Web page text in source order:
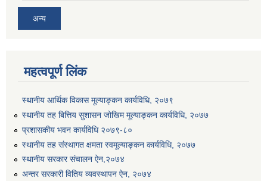
अन्य
महत्वपूर्ण लिंक
स्थानीय आर्थिक विकास मूल्याङ्कन कार्यविधि, २०७९
स्थानीय तह बित्तिय सुशासन जोखिम मूल्याङ्कन कार्यविधि, २०७७
प्रशासकीय भवन कार्यविधि २०७९-८०
स्थानीय तह संस्थागत क्षमता स्वमूल्याङ्कन कार्यविधि, २०७७
स्थानीय सरकार संचालन ऐन,२०७४
अन्तर सरकारी वितिय व्यवस्थापन ऐन, २०७४